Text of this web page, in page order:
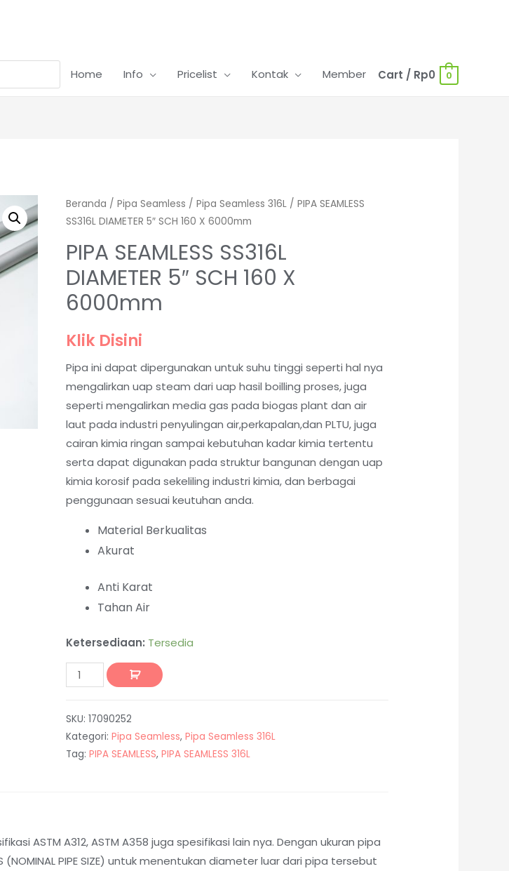
Home Info Pricelist Kontak Member Cart / Rp0 0
Beranda / Pipa Seamless / Pipa Seamless 316L / PIPA SEAMLESS
SS316L DIAMETER 5″ SCH 160 X 6000mm
PIPA SEAMLESS SS316L
DIAMETER 5″ SCH 160 X
6000mm
Klik Disini
Pipa ini dapat dipergunakan untuk suhu tinggi seperti hal nya
mengalirkan uap steam dari uap hasil boilling proses, juga
seperti mengalirkan media gas pada biogas plant dan air
laut pada industri penyulingan air,perkapalan,dan PLTU, juga
cairan kimia ringan sampai kebutuhan kadar kimia tertentu
serta dapat digunakan pada struktur bangunan dengan uap
kimia korosif pada sekeliling industri kimia, dan berbagai
penggunaan sesuai keutuhan anda.
Material Berkualitas
Akurat
Anti Karat
Tahan Air
Ketersediaan: Tersedia
SKU: 17090252
Kategori: Pipa Seamless, Pipa Seamless 316L
Tag: PIPA SEAMLESS, PIPA SEAMLESS 316L
ASTM A312, ASTM A358 juga spesifikasi lain nya. Dengan ukuran pipa
PIPE SIZE) untuk menentukan diameter luar dari pipa tersebut